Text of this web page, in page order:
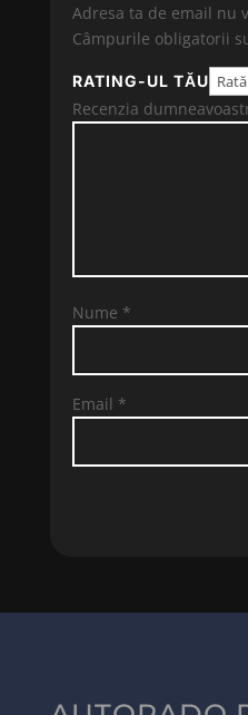
Adresa ta de email nu
Câmpurile obligatorii
RATING-UL TĂU
Recenzia
Nume *
Email *